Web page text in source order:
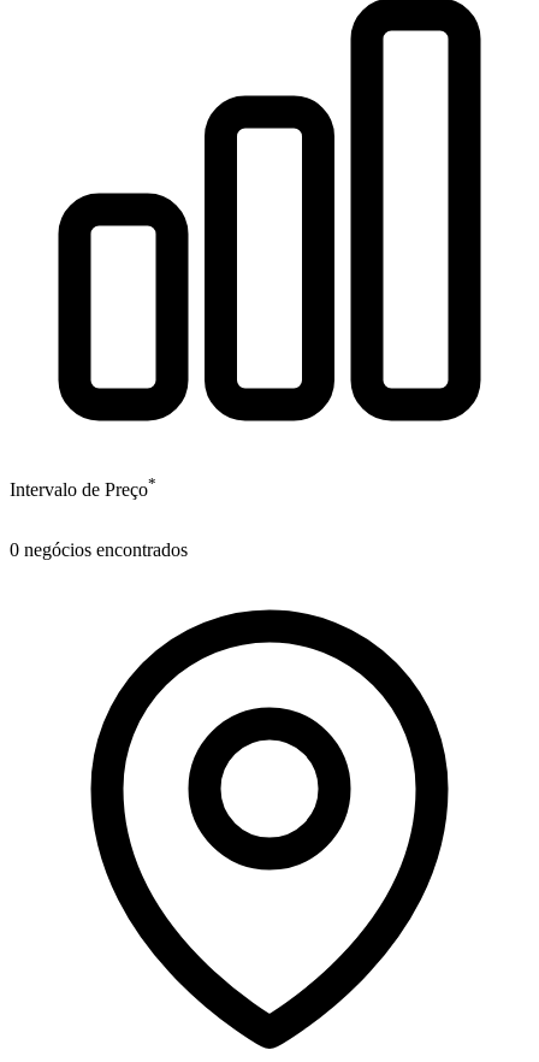
Intervalo de Preço*
0 negócios encontrados